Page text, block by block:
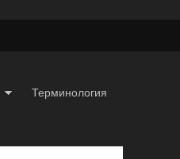
Терминология